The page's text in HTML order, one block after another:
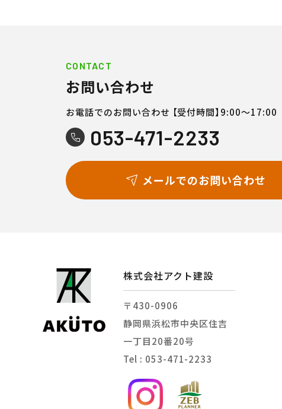
CONTACT
お問い合わせ
お電話でのお問い合わせ 【受付時間】9:00〜17:00
053-471-2233
メールでのお問い合わせ
株式会社アクト建設
〒430-0906
静岡県浜松市中央区住吉
一丁目20番20号
Tel : 053-471-2233